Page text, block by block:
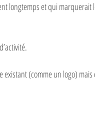
longtemps et qui marquerait
(comme un logo) mais